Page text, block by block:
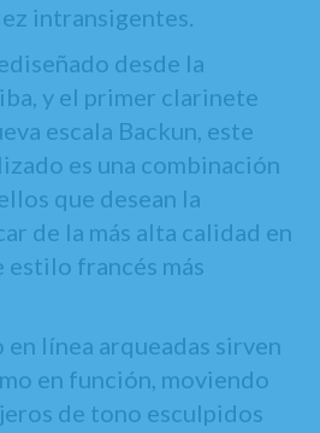
intransigentes.
desde la
y el primer clarinete
escala Backun, este
es una combinación
que desean la
de la más alta calidad en
francés más
línea arqueadas sirven
en función, moviendo
de tono esculpidos